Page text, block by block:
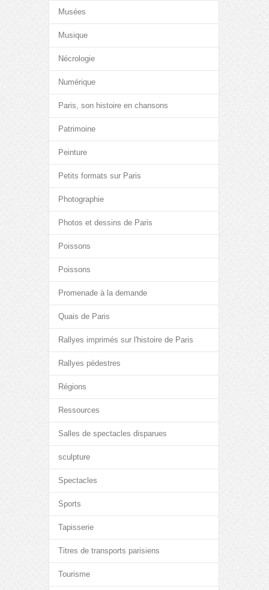
Musées
Musique
Nécrologie
Numérique
Paris, son histoire en chansons
Patrimoine
Peinture
Petits formats sur Paris
Photographie
Photos et dessins de Paris
Poissons
Poissons
Promenade à la demande
Quais de Paris
Rallyes imprimés sur l'histoire de Paris
Rallyes pédestres
Régions
Ressources
Salles de spectacles disparues
sculpture
Spectacles
Sports
Tapisserie
Titres de transports parisiens
Tourisme